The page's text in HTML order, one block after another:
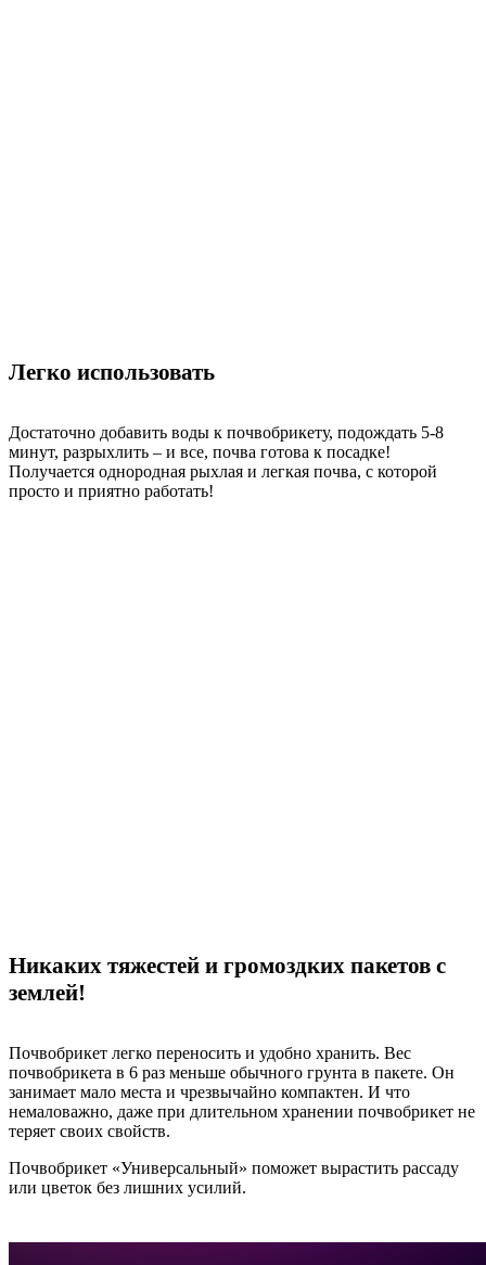
Легко использовать
Достаточно добавить воды к почвобрикету, подождать 5-8
минут, разрыхлить – и все, почва готова к посадке!
Получается однородная рыхлая и легкая почва, с которой
просто и приятно работать!
Никаких тяжестей и громоздких пакетов с
землей!
Почвобрикет легко переносить и удобно хранить. Вес
почвобрикета в 6 раз меньше обычного грунта в пакете. Он
занимает мало места и чрезвычайно компактен. И что
немаловажно, даже при длительном хранении почвобрикет не
теряет своих свойств.
Почвобрикет «Универсальный» поможет вырастить рассаду
или цветок без лишних усилий.